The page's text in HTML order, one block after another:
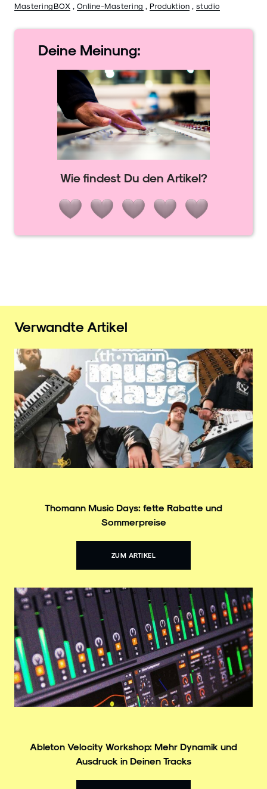
MasteringBOX
Online-Mastering Produktion studio
Deine Meinung:
Wie findest Du den Artikel?
Verwandte Artikel
Thomann Music Days: fette Rabatte und
Sommerpreise
ZUM ARTIKEL
Ableton Velocity Workshop: Mehr Dynamik und
Ausdruck in Deinen Tracks